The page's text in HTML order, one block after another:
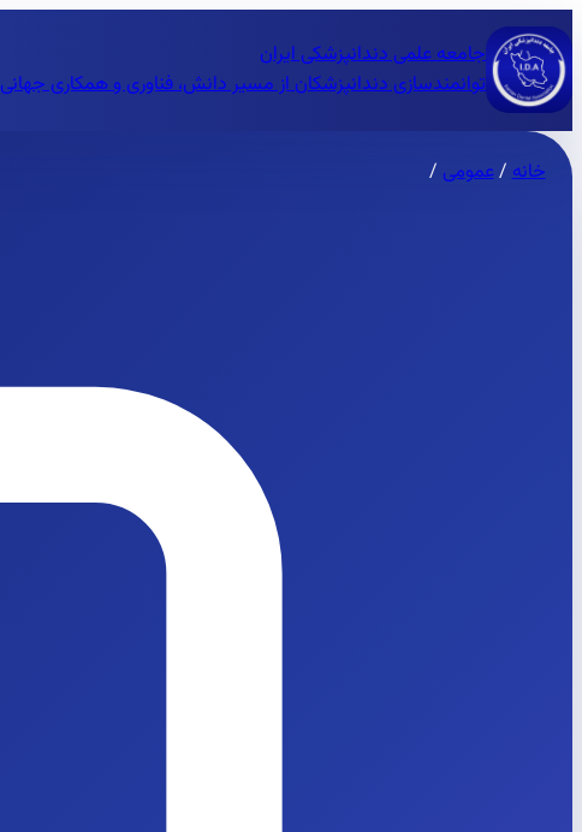
جامعه علمی دندانپزشکی ایران
توانمندسازی دندانپزشکان از مسیر دانش، فناوری و همکاری جهانی
خانه/عمومی /